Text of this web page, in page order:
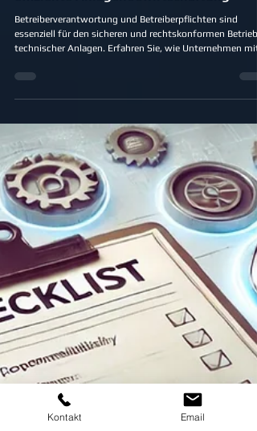
MAQSIMA TMS
2. Apr. 2025
3 Min. Lesezeit
Die Bedeutung von
Betreiberverantwortung und
Betreiberpflichten für eine sichere und
effiziente Anlagenbewirtschaftung
Betreiberverantwortung und Betreiberpflichten sind
essenziell für den sicheren und rechtskonformen Betrieb
technischer Anlagen. Erfahren Sie, wie Unternehmen mit
der Software MAQSIMA TMS ihre Betreiberpflichten
effizient erfüllen, Risiken minimieren und rechtliche
Anforderungen zuverlässig einhalten.
Kontakt Email